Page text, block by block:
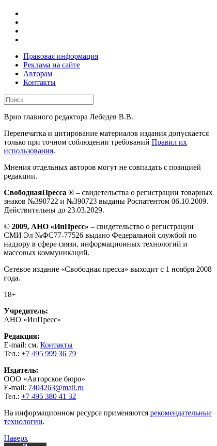
Правовая информация
Реклама на сайте
Авторам
Контакты
Врио главного редактора Лебедев В.В.
Перепечатка и цитирование материалов издания допускается
только при точном соблюдении требований Правил их
использования.
Мнения отдельных авторов могут не совпадать с позицией
редакции.
СвободнаяПресса ® – свидетельства о регистрации товарных
знаков №390722 и №390723 выданы Роспатентом 06.10.2009.
Действительны до 23.03.2029.
© 2009, АНО «ИнПресс» – свидетельство о регистрации
СМИ Эл №ФС77-77526 выдано Федеральной службой по
надзору в сфере связи, информационных технологий и
массовых коммуникаций.
Сетевое издание «Свободная пресса» выходит с 1 ноября 2008
года.
18+
Учредитель:
АНО «ИнПресс»
Редакция:
E-mail: см. Контакты
Тел.: +7 495 999 36 79
Издатель:
ООО «Авторское бюро»
E-mail: 7404263@mail.ru
Тел.: +7 495 380 41 32
На информационном ресурсе применяются рекомендательные
технологии.
Наверх